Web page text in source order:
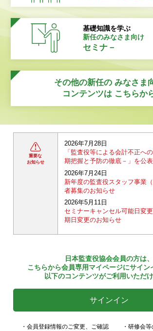
基礎知識を学ぶ
新任のみなさま向け
セミナ－
その他の新任の みなさま
コンテンツは こちらか
重要な
お知らせ
2026年7月28日
「監査役等による会計不正へ
期把握と予防の徹底－」を公表
2026年7月24日
新年度の監査役スタッフ事業
者募集のお知らせ
2026年5月11日
セミナーキャンセル可能日変
期日変更のお知らせ
日本監査役協会会員の方は、
こちらから会員専用マイページにサイン
以下のコンテンツがご利用いただけ
サインイン
・会員登録情報のご変更、ご確認
・研修会